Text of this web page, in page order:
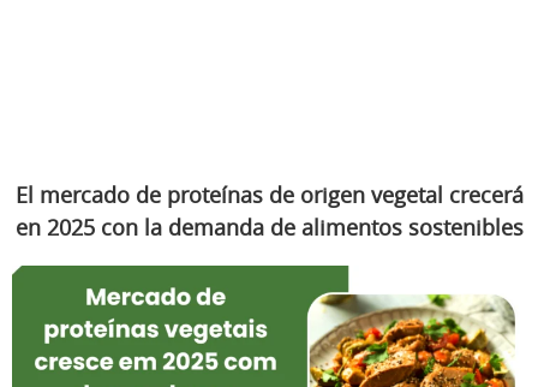
El mercado de proteínas de origen vegetal crecerá
en 2025 con la demanda de alimentos sostenibles